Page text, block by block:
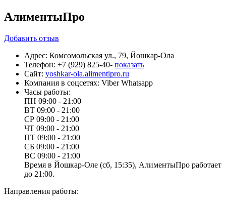
АлиментыПро
Добавить отзыв
Адрес: Комсомольская ул., 79, Йошкар-Ола
Телефон: +7 (929) 825-40- показать
Сайт: yoshkar-ola.alimentipro.ru
Компания в соцсетях: Viber Whatsapp
Часы работы:
ПН 09:00 - 21:00
ВТ 09:00 - 21:00
СР 09:00 - 21:00
ЧТ 09:00 - 21:00
ПТ 09:00 - 21:00
СБ 09:00 - 21:00
ВС 09:00 - 21:00
Время в Йошкар‑Оле (сб, 15:35), АлиментыПро работает
до 21:00.
Направления работы: